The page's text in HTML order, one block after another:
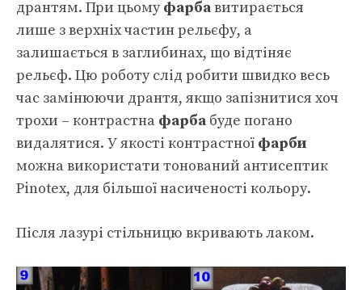
дрантям. При цьомуфарбавитирається
лише з верхніх частин рельєфу, а
залишається в заглибинах, що відтіняє
рельєф. Цю роботу слід робити швидко весь
час замінюючи дрантя, якщо запізнитися хоч
трохи – контрастна фарба буде погано
видалятися. У якості контрастної фарби
можна використати тонований антисептик
Pinotex, для більшої насиченості кольору.
Після лазурі стільницю вкривають лаком.